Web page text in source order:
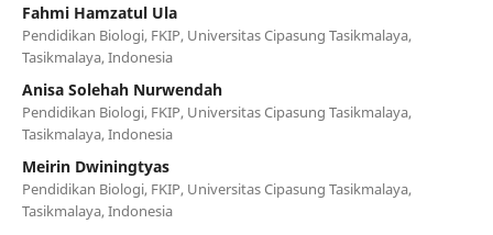
Fahmi Hamzatul Ula
Pendidikan Biologi, FKIP, Universitas Cipasung Tasikmalaya,
Tasikmalaya, Indonesia
Anisa Solehah Nurwendah
Pendidikan Biologi, FKIP, Universitas Cipasung Tasikmalaya,
Tasikmalaya, Indonesia
Meirin Dwiningtyas
Pendidikan Biologi, FKIP, Universitas Cipasung Tasikmalaya,
Tasikmalaya, Indonesia